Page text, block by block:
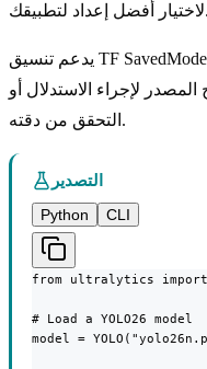
لاختيار أفضل إعداد لتطبيقك.
لإجراء الاستدلال أو
التحقق من دقته.
التصدير
Python
CLI
from ultralytics import
# Load a YOLO26 model
model =